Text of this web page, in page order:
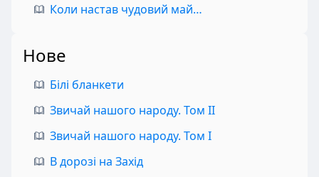
Коли настав чудовий май…
Нове
Білі бланкети
Звичай нашого народу. Том II
Звичай нашого народу. Том I
В дорозі на Захід